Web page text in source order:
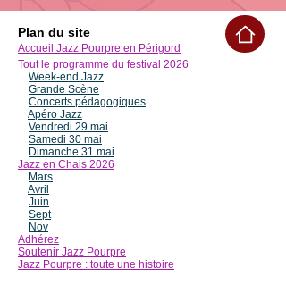
Plan du site
Accueil Jazz Pourpre en Périgord
Tout le programme du festival 2026
Week-end Jazz
Grande Scène
Concerts pédagogiques
Apéro Jazz
Vendredi 29 mai
Samedi 30 mai
Dimanche 31 mai
Jazz en Chais 2026
Mars
Avril
Juin
Sept
Nov
Adhérez
Soutenir Jazz Pourpre
Jazz Pourpre : toute une histoire